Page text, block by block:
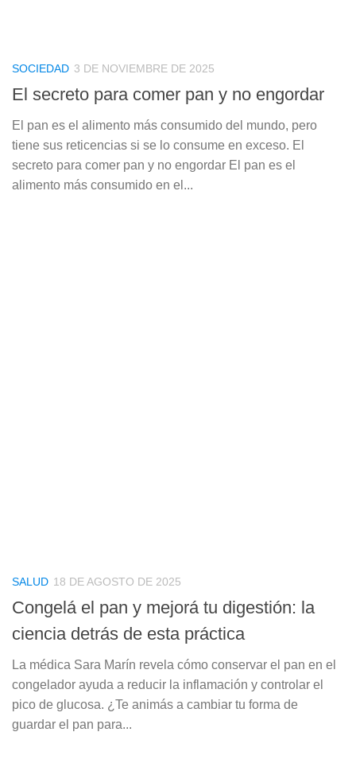
SOCIEDAD 3 DE NOVIEMBRE DE 2025
El secreto para comer pan y no engordar
El pan es el alimento más consumido del mundo, pero
tiene sus reticencias si se lo consume en exceso. El
secreto para comer pan y no engordar El pan es el
alimento más consumido en el...
SALUD 18 DE AGOSTO DE 2025
Congelá el pan y mejorá tu digestión: la
ciencia detrás de esta práctica
La médica Sara Marín revela cómo conservar el pan en el
congelador ayuda a reducir la inflamación y controlar el
pico de glucosa. ¿Te animás a cambiar tu forma de
guardar el pan para...